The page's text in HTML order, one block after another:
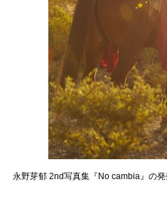
永野芽郁 2nd写真集『No cambia』の